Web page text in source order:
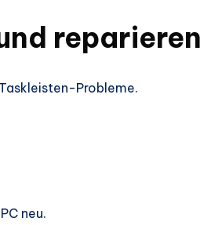
reparieren
Probleme.
neu.